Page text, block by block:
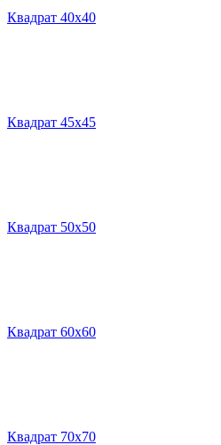
Квадрат 40х40
Квадрат 45х45
Квадрат 50х50
Квадрат 60х60
Квадрат 70х70